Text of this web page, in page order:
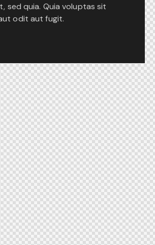
sed quia. Quia voluptas sit
odit aut fugit.